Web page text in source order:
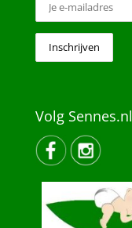
Volg Sennes.nl